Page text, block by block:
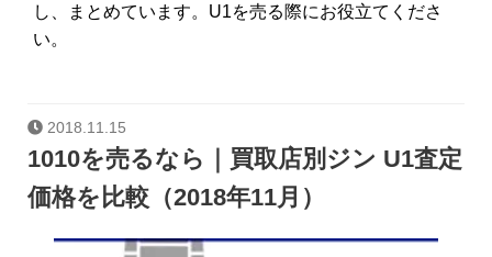
し、まとめています。U1を売る際にお役立てくださ
い。
2018.11.15
1010を売るなら｜買取店別ジン U1査定
価格を比較（2018年11月）